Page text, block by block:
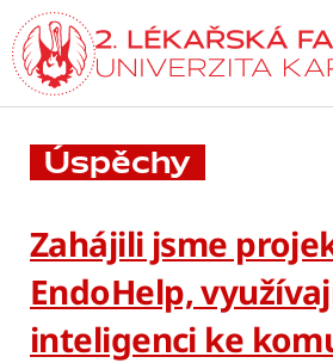
Přejít
k hlavnímu
obsahu
Úspěchy
Zahájili jsme
EndoHelp,
inteligenci ke